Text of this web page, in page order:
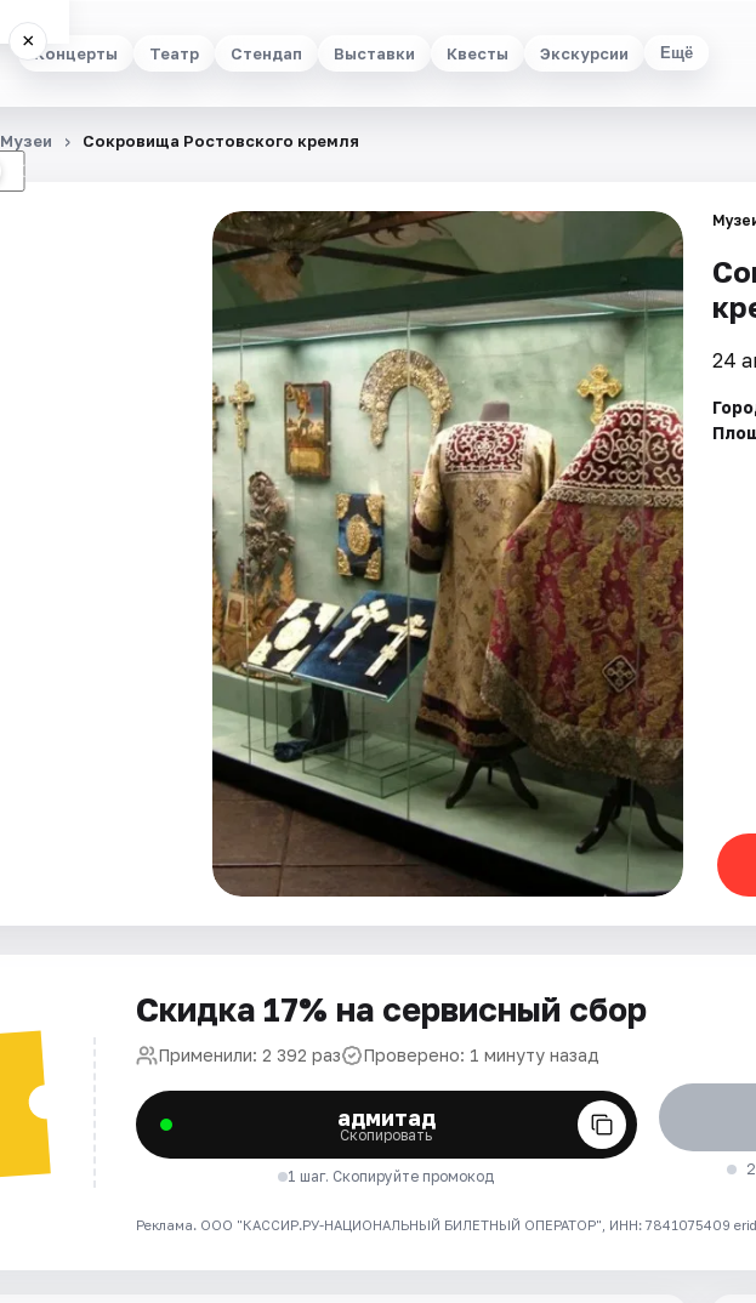
Концерты Театр Стендап Выставки Квесты Экскурсии Ещё
×
☾
Музеи Сокровища Ростовского кремля
24
Скидка 17% на сервисный сбор
Применили: 2 392 раз Проверено: 1 минуту назад
адмитад
Скопировать
1 шаг. Скопируйте промокод
Реклама. ООО "КАССИР.РУ-НАЦИОНАЛЬНЫЙ БИЛЕТНЫЙ ОПЕРАТОР", ИНН: 7841075409 erid: